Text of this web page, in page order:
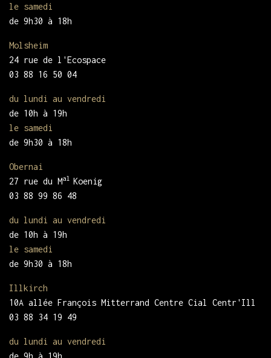
le samedi
de 9h30 à 18h
Molsheim
24 rue de l'Ecospace
03 88 16 50 04
du lundi au vendredi
de 10h à 19h
le samedi
de 9h30 à 18h
Obernai
27 rue du Mal Koenig
03 88 99 86 48
du lundi au vendredi
de 10h à 19h
le samedi
de 9h30 à 18h
Illkirch
10A allée François Mitterrand Centre Cial Centr'Ill
03 88 34 19 49
du lundi au vendredi
de 9h à 19h